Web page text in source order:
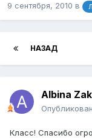
9 сентября, 2010 в
НАЗАД
Albina
Класс! Спасибо